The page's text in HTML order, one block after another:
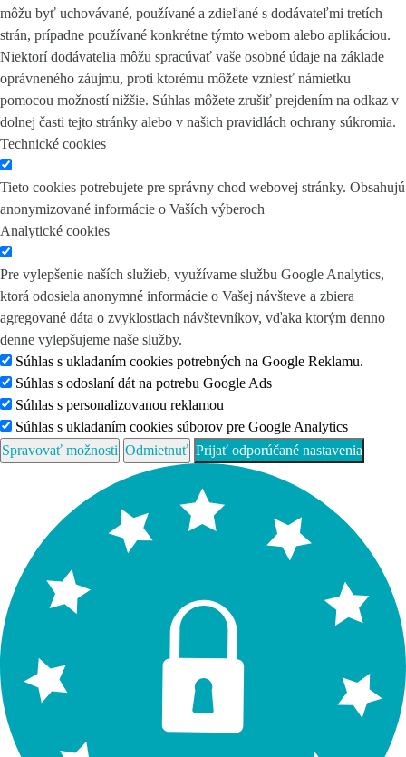
môžu byť uchovávané, používané a zdieľané s dodávateľmi tretích
strán, prípadne používané konkrétne týmto webom alebo aplikáciou.
Niektorí dodávatelia môžu spracúvať vaše osobné údaje na základe
oprávneného záujmu, proti ktorému môžete vzniesť námietku
pomocou možností nižšie. Súhlas môžete zrušiť prejdením na odkaz v
dolnej časti tejto stránky alebo v našich pravidlách ochrany súkromia.
Technické cookies
Tieto cookies potrebujete pre správny chod webovej stránky. Obsahujú
anonymizované informácie o Vaších výberoch
Analytické cookies
Pre vylepšenie naších služieb, využívame službu Google Analytics,
ktorá odosiela anonymné informácie o Vašej návšteve a zbiera
agregované dáta o zvyklostiach návštevníkov, vďaka ktorým denno
denne vylepšujeme naše služby.
Súhlas s ukladaním cookies potrebných na Google Reklamu.
Súhlas s odoslaní dát na potrebu Google Ads
Súhlas s personalizovanou reklamou
Súhlas s ukladaním cookies súborov pre Google Analytics
Spravovať možnosti Odmietnuť Prijať odporúčané nastavenia